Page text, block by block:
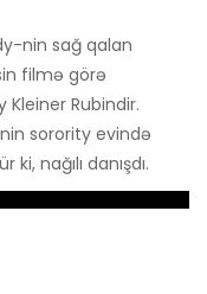
nin sağ qalan
filmə görə
Rubindir.
sorority evində
nağılı danışdı.